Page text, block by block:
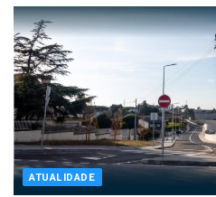
ATUALIDADE